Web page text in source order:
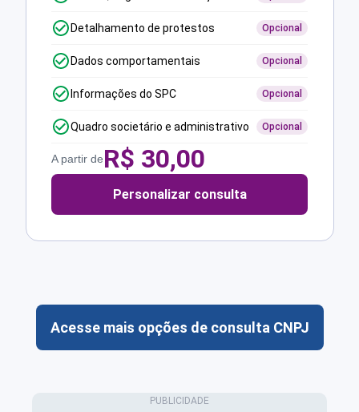
Detalhamento de protestos Opcional
Dados comportamentais Opcional
Informações do SPC Opcional
Quadro societário e administrativo Opcional
A partir deR$ 30,00
Personalizar consulta
Acesse mais opções de consulta CNPJ